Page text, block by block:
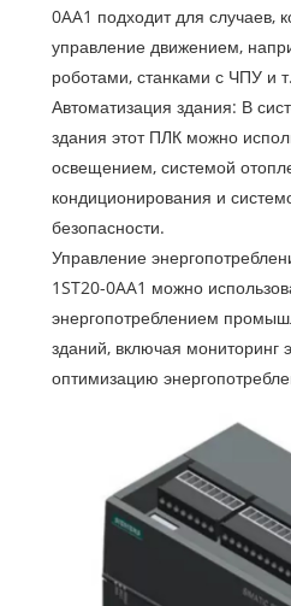
0AA1 подходит для случаев,
управление движением,
роботами, станками с ЧПУ и
Автоматизация здания: В
здания этот ПЛК можно
освещением, системой
кондиционирования и
безопасности.
Управление
1ST20-0AA1 можно
энергопотреблением
зданий, включая мониторинг
оптимизацию